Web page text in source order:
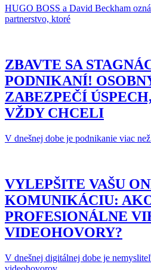
HUGO BOSS a David Beckham
partnerstvo, ktoré
ZBAVTE SA
PODNIKANÍ!
ZABEZPEČÍ
VŽDY CHCELI
V dnešnej dobe je podnikanie viac
VYLEPŠITE VAŠU
KOMUNIKÁCIU:
PROFESIONÁLNE
VIDEOHOVORY?
V dnešnej digitálnej dobe je